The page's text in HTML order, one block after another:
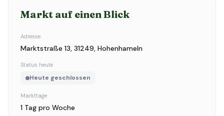
Markt auf einen Blick
Adresse
Marktstraße 13, 31249, Hohenhameln
Status heute
Heute geschlossen
Markttage
1 Tag pro Woche